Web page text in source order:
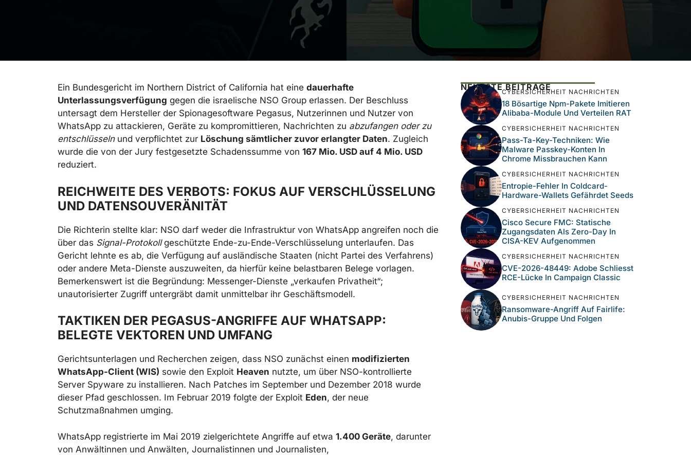
Ein Bundesgericht im Northern District of California hat eine dauerhafte
Unterlassungsverfügung gegen die israelische NSO Group erlassen. Der Beschluss
untersagt dem Hersteller der Spionagesoftware Pegasus, Nutzerinnen und Nutzer von
WhatsApp zu attackieren, Geräte zu kompromittieren, Nachrichten zu abzufangen oder zu
entschlüsselnund verpflichtet zur Löschung sämtlicher zuvor erlangter Daten. Zugleich
wurde die von der Jury festgesetzte Schadenssumme von 167 Mio. USD auf 4 Mio. USD
reduziert.
REICHWEITE DES VERBOTS: FOKUS AUF VERSCHLÜSSELUNG
UND DATENSOUVERÄNITÄT
Die Richterin stellte klar: NSO darf weder die Infrastruktur von WhatsApp angreifen noch die
über das Signal-Protokollgeschützte Ende-zu-Ende-Verschlüsselung unterlaufen. Das
Gericht lehnte es ab, die Verfügung auf ausländische Staaten (nicht Partei des Verfahrens)
oder andere Meta-Dienste auszuweiten, da hierfür keine belastbaren Belege vorlagen.
Bemerkenswert ist die Begründung: Messenger-Dienste „verkaufen Privatheit“;
unautorisierter Zugriff untergräbt damit unmittelbar ihr Geschäftsmodell.
TAKTIKEN DER PEGASUS-ANGRIFFE AUF WHATSAPP:
BELEGTE VEKTOREN UND UMFANG
Gerichtsunterlagen und Recherchen zeigen, dass NSO zunächst einen modifizierten
WhatsApp-Client (WIS) sowie den Exploit Heaven nutzte, um über NSO-kontrollierte
Server Spyware zu installieren. Nach Patches im September und Dezember 2018 wurde
dieser Pfad geschlossen. Im Februar 2019 folgte der Exploit Eden, der neue
Schutzmaßnahmen umging.
WhatsApp registrierte im Mai 2019 zielgerichtete Angriffe auf etwa 1.400 Geräte, darunter
von Anwältinnen und Anwälten, Journalistinnen und Journalisten,
NEUESTE BEITRÄGE
CYBERSICHERHEIT NACHRICHTEN
18 Bösartige Npm-Pakete Imitieren
Alibaba-Module Und Verteilen RAT
CYBERSICHERHEIT NACHRICHTEN
Pass-Ta-Key-Techniken: Wie
Malware Passkey-Konten In
Chrome Missbrauchen Kann
CYBERSICHERHEIT NACHRICHTEN
Entropie-Fehler In Coldcard-
Hardware-Wallets Gefährdet Seeds
CYBERSICHERHEIT NACHRICHTEN
Cisco Secure FMC: Statische
Zugangsdaten Als Zero-Day In
CISA-KEV Aufgenommen
CYBERSICHERHEIT NACHRICHTEN
CVE-2026-48449: Adobe Schliesst
RCE-Lücke In Campaign Classic
CYBERSICHERHEIT NACHRICHTEN
Ransomware-Angriff Auf Fairlife:
Anubis-Gruppe Und Folgen